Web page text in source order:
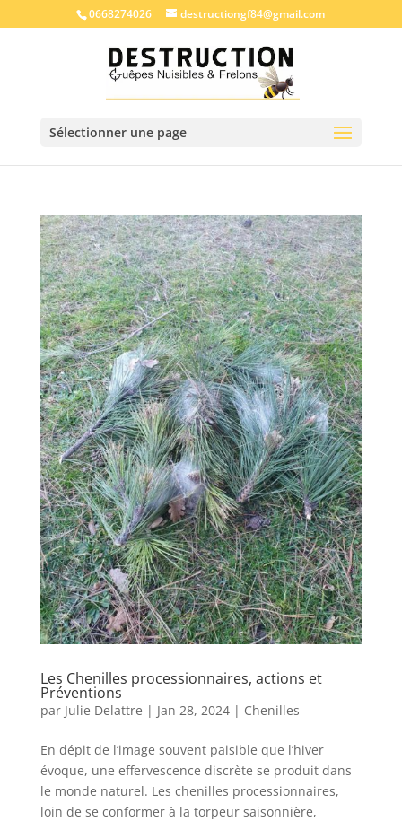
0668274026 destructiongf84@gmail.com
Sélectionner une page
Les Chenilles processionnaires, actions et
Préventions
par Julie Delattre | Jan 28, 2024| Chenilles
En dépit de l’image souvent paisible que l’hiver
évoque, une effervescence discrète se produit dans
le monde naturel. Les chenilles processionnaires,
loin de se conformer à la torpeur saisonnière,